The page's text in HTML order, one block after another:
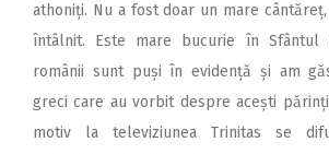
athoniți. Nu a fost doar un mare
întâlnit. Este mare bucurie în Sfântul
românii sunt puși în evidență și am
greci care au vorbit despre acești
motiv la televiziunea Trinitas se